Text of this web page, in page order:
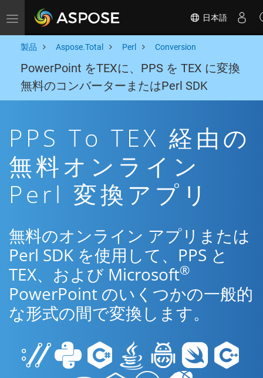
Toggle navigation 日本語
製品 Aspose.Total Perl Conversion
PowerPoint をTEXに、PPS を TEX に変換
無料のコンバーターまたはPerl SDK
PPS To TEX 経由の
無料オンライン
Perl 変換アプリ
無料のオンライン アプリまたは
Perl SDK を使用して、PPS と
TEX、および Microsoft®
PowerPoint のいくつかの一般的
な形式の間で変換します。